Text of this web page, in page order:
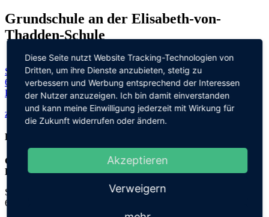
Grundschule an der Elisabeth-von-
Thadden-Schule
Steinhofweg 95
69123 Heidelberg
Planen Sie Ihre Route...
zurück zu allen Terminen
Kontakt
Grundschule an der
Elisabeth-von-Thadden-Schule
Steinhofweg 95
69123 Heidelberg
Diese Seite nutzt Website Tracking-Technologien von
Dritten, um ihre Dienste anzubieten, stetig zu
verbessern und Werbung entsprechend der Interessen
der Nutzer anzuzeigen. Ich bin damit einverstanden
und kann meine Einwilligung jederzeit mit Wirkung für
die Zukunft widerrufen oder ändern.
Akzeptieren
Verweigern